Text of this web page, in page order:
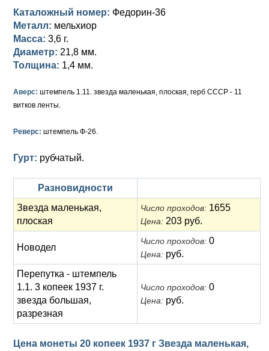
Памятные и донативные
Памятные и донативные
Для Финляндии
Памятные и донативные
Медь
Для Грузии
Русско-Польские
Для Польши
Серебро
Медь
Для Грузии
Для Польши
Золото
Серебро
Медь
Екатерина II (1762-1796)
Золото
Серебро
Медь
Для Молдавии и Валахии
Таврические монеты
Петр III (1762)
Елизавета I (1741-1762)
Золото
Медь
Для Пруссии
Ливонезы
Альбертусталер
Иоанн Антонович (1740-1741)
Петр II (1727-1730)
Екатерина I (1725-1727)
Петр I (1682-1725)
Золото
Для Речи Посполитой
Каталожный номер: Федорин-36
Металл: мельхиор
Масса: 3,6 г.
Диаметр: 21,8 мм.
Толщина: 1,4 мм.
Аверс: штемпель 1.11. звезда маленькая, плоская, герб СССР - 11
витков ленты.
Реверс: штемпель Ф-26.
Гурт: рубчатый.
Разновидности
Звезда маленькая,
плоская
Число проходов: 1655
Цена: 203 руб.
Новодел
Число проходов: 0
Цена: руб.
Перепутка - штемпель
1.1. 3 копеек 1937 г.
звезда большая,
разрезная
Число проходов: 0
Цена: руб.
Цена монеты 20 копеек 1937 г Звезда маленькая,